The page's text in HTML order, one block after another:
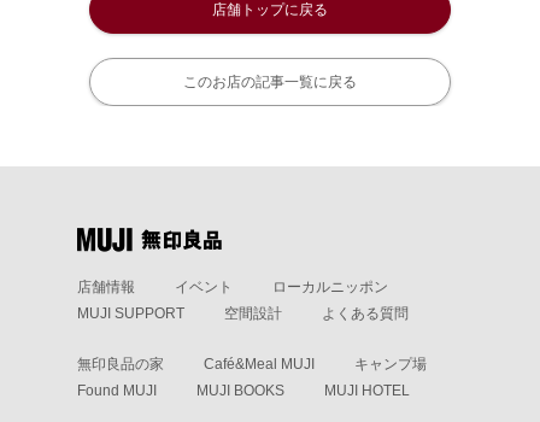
店舗トップに戻る
このお店の記事一覧に戻る
店舗情報 イベント
ローカルニッポン
MUJI SUPPORT
空間設計 よくある質問
無印良品の家 Café&Meal MUJI
キャンプ場
Found MUJI
MUJI BOOKS MUJI HOTEL